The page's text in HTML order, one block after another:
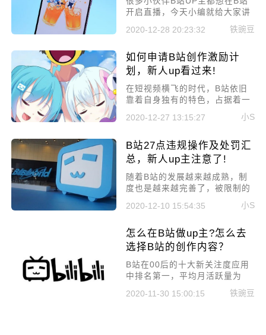
开启直播，今天小编就给大家讲
讲B站游戏直播电脑配置推荐，B
站直播需要什么配置的电脑。
2020-12-28 20:23:32 铁豌豆
如何申请B站创作激励计
划，新人up看过来!
在短视频横飞的时代，B站依旧
靠着自身独有的特色，占据着一
片天地。其根本还是有许多优秀
的up主在不断输出内容，所以B
计划，所以，今天要讲的就是如
何申请B站创作激励计划，新人
2020-12-27 13:15:27 小S
B站27点违规操作及处罚汇
总，新人up主注意了!
随着B站的发展越来越成熟，制
度也是越来越完善了，被限制的
内容也越来越多，特别是新人up
主，对于平台的不了解，可能会
B站27点违规操作及处罚汇总，
新人up主注意了!
2020-12-10 15:54:35 小S
怎么在B站做up主?怎么去
选择B站的创作内容？
B站在00后的十大新关注度应用
中排名第一，平均月活跃量为
2198万，平均7天的留存率超过
70% !对于用户量那么大的B站，
2020-11-30 15:00:15 铁豌豆